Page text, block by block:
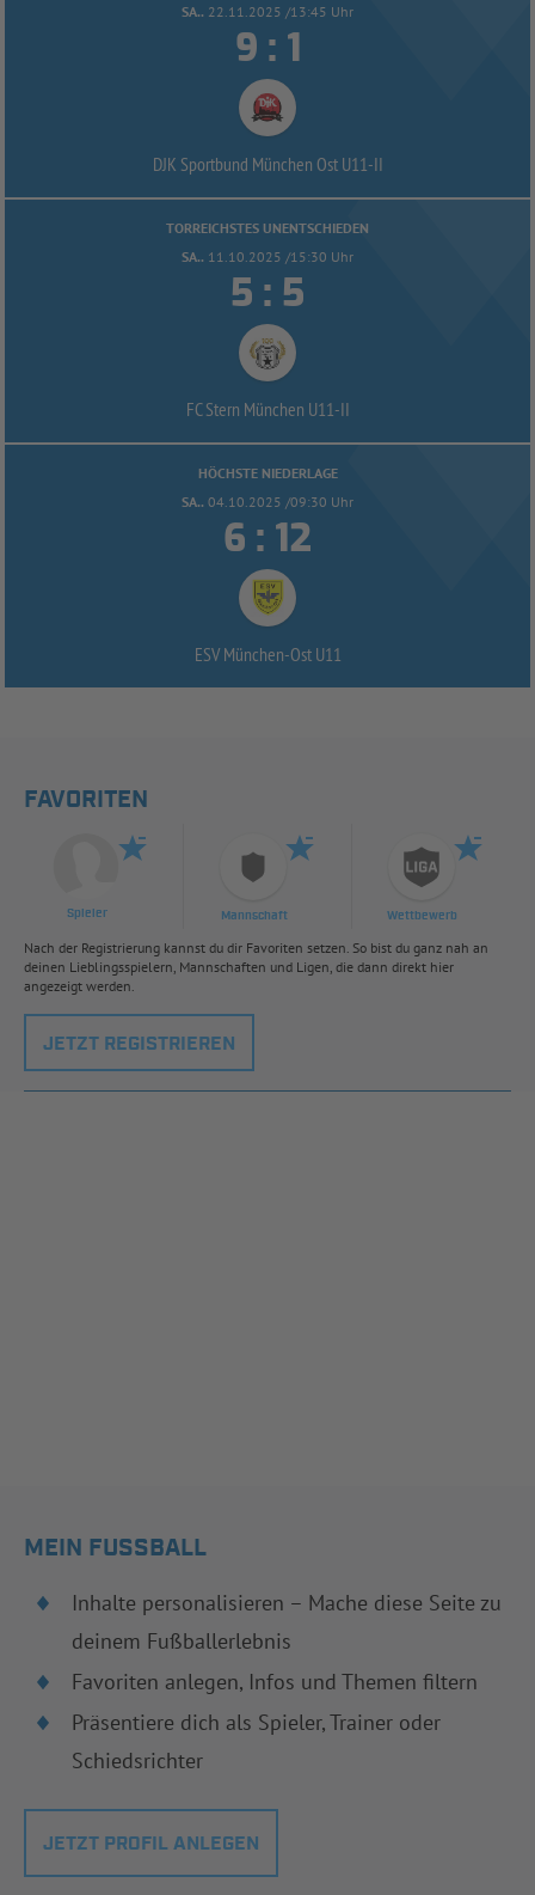
SA.. 22.11.2025 /13:45 Uhr
 : 
DJK Sportbund München Ost U11-II
TORREICHSTES UNENTSCHIEDEN
SA.. 11.10.2025 /15:30 Uhr
 : 
FC Stern München U11-II
HÖCHSTE NIEDERLAGE
SA.. 04.10.2025 /09:30 Uhr
 : 
ESV München-Ost U11
FAVORITEN
Spieler Mannschaft Wettbewerb
Nach der Registrierung kannst du dir Favoriten setzen. So bist du ganz nah an
deinen Lieblingsspielern, Mannschaften und Ligen, die dann direkt hier
angezeigt werden.
JETZT REGISTRIEREN
MEIN FUSSBALL
Inhalte personalisieren – Mache diese Seite zu
deinem Fußballerlebnis
Favoriten anlegen, Infos und Themen filtern
Präsentiere dich als Spieler, Trainer oder
Schiedsrichter
JETZT PROFIL ANLEGEN